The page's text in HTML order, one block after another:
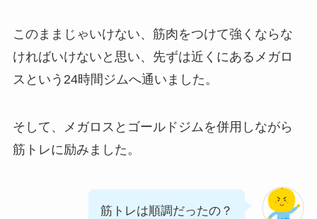
このままじゃいけない、筋肉をつけて強くならな
ければいけないと思い、先ずは近くにあるメガロ
スという24時間ジムへ通いました。
そして、メガロスとゴールドジムを併用しながら
筋トレに励みました。
筋トレは順調だったの？